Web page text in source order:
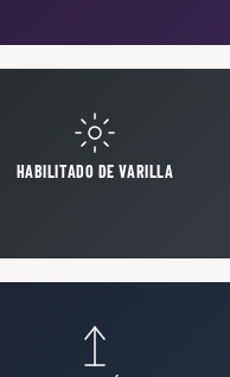
HABILITADO DE VARILLA